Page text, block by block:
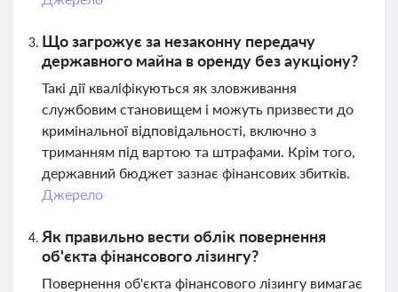
Що загрожує за незаконну передачу
державного майна в оренду без аукціону?
Такі дії кваліфікуються як зловживання
службовим становищем і можуть призвести до
кримінальної відповідальності, включно з
триманням під вартою та штрафами. Крім того,
державний бюджет зазнає фінансових збитків.
Джерело
Як правильно вести облік повернення
об'єкта фінансового лізингу?
Повернення об'єкта фінансового лізингу вимагає